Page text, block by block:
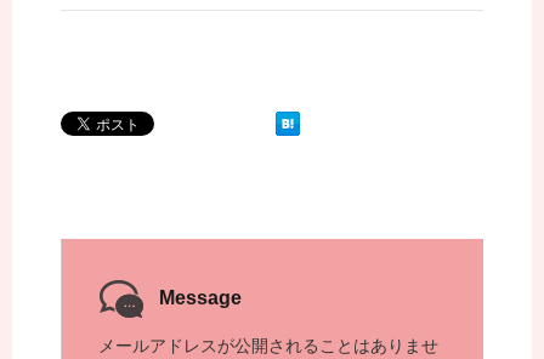
Message
メールアドレスが公開されることはありませ